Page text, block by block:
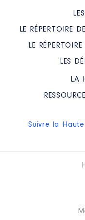
LE RÉPERTOIRE
LE
LES
LA
Suivre la